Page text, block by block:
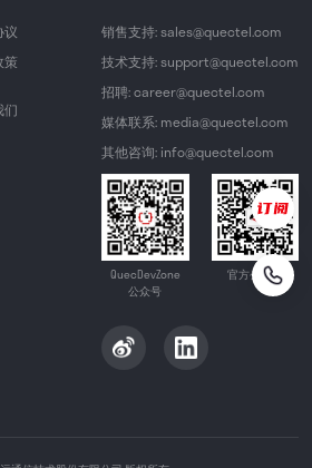
议
策
们
销售支持: sales@quectel.com
技术支持: support@quectel.com
招聘: career@quectel.com
媒体联系: media@quectel.com
其他咨询: info@quectel.com
QuecDevZone
公众号
官方公众号